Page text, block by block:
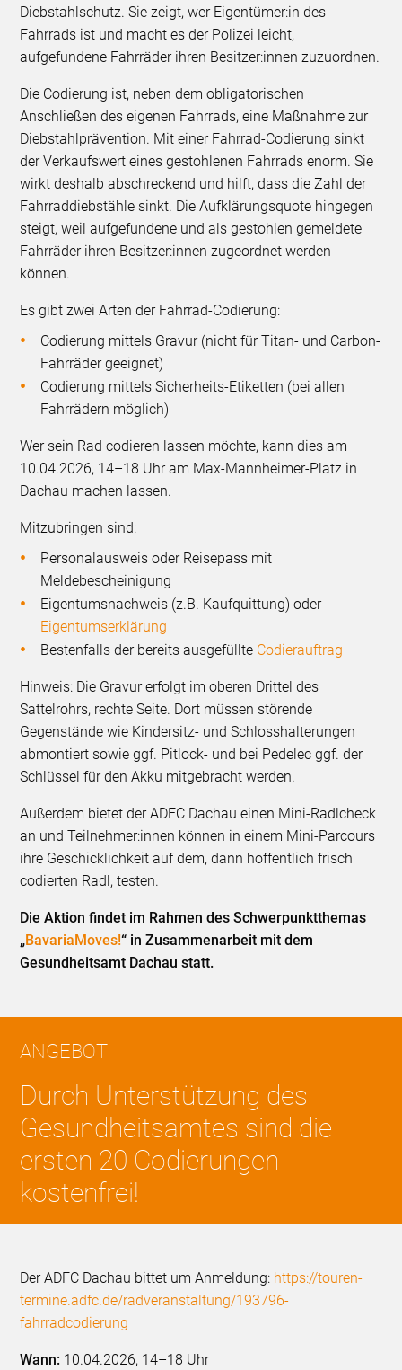
Diebstahlschutz. Sie zeigt, wer Eigentümer:in des
Fahrrads ist und macht es der Polizei leicht,
aufgefundene Fahrräder ihren Besitzer:innen zuzuordnen.
Die Codierung ist, neben dem obligatorischen
Anschließen des eigenen Fahrrads, eine Maßnahme zur
Diebstahlprävention. Mit einer Fahrrad-Codierung sinkt
der Verkaufswert eines gestohlenen Fahrrads enorm. Sie
wirkt deshalb abschreckend und hilft, dass die Zahl der
Fahrraddiebstähle sinkt. Die Aufklärungsquote hingegen
steigt, weil aufgefundene und als gestohlen gemeldete
Fahrräder ihren Besitzer:innen zugeordnet werden
können.
Es gibt zwei Arten der Fahrrad-Codierung:
Codierung mittels Gravur (nicht für Titan- und Carbon-
Fahrräder geeignet)
Codierung mittels Sicherheits-Etiketten (bei allen
Fahrrädern möglich)
Wer sein Rad codieren lassen möchte, kann dies am
10.04.2026, 14–18 Uhr am Max-Mannheimer-Platz in
Dachau machen lassen.
Mitzubringen sind:
Personalausweis oder Reisepass mit
Meldebescheinigung
Eigentumsnachweis (z.B. Kaufquittung) oder
Eigentumserklärung
Bestenfalls der bereits ausgefüllte Codierauftrag
Hinweis: Die Gravur erfolgt im oberen Drittel des
Sattelrohrs, rechte Seite. Dort müssen störende
Gegenstände wie Kindersitz- und Schlosshalterungen
abmontiert sowie ggf. Pitlock- und bei Pedelec ggf. der
Schlüssel für den Akku mitgebracht werden.
Außerdem bietet der ADFC Dachau einen Mini-Radlcheck
an und Teilnehmer:innen können in einem Mini-Parcours
ihre Geschicklichkeit auf dem, dann hoffentlich frisch
codierten Radl, testen.
Die Aktion findet im Rahmen des Schwerpunktthemas
„BavariaMoves!“ in Zusammenarbeit mit dem
Gesundheitsamt Dachau statt.
ANGEBOT
Durch Unterstützung des
Gesundheitsamtes sind die
ersten 20 Codierungen
kostenfrei!
Der ADFC Dachau bittet um Anmeldung: https://touren-
termine.adfc.de/radveranstaltung/193796-
fahrradcodierung
Wann: 10.04.2026, 14–18 Uhr